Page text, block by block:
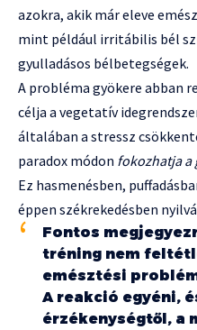
azokra, akik már eleve
mint például irritábilis bél
gyulladásos bélbetegségek.
A probléma gyökere abban
célja a vegetatív
általában a stressz
paradox módon fokozhatja a
Ez hasmenésben,
éppen székrekedésben
Fontos
tréning nem
emésztési
A reakció egyéni,
érzékenységtől, a